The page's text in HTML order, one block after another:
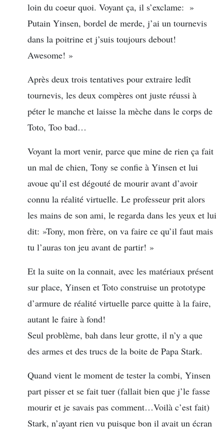
loin du coeur quoi. Voyant ça, il s’exclame: »
Putain Yinsen, bordel de merde, j’ai un tournevis
dans la poitrine et j’suis toujours debout!
Awesome! »
Après deux trois tentatives pour extraire ledît
tournevis, les deux compères ont juste réussi à
péter le manche et laisse la mèche dans le corps de
Toto, Too bad…
Voyant la mort venir, parce que mine de rien ça fait
un mal de chien, Tony se confie à Yinsen et lui
avoue qu’il est dégouté de mourir avant d’avoir
connu la réalité virtuelle. Le professeur prit alors
les mains de son ami, le regarda dans les yeux et lui
dit: »Tony, mon frère, on va faire ce qu’il faut mais
tu l’auras ton jeu avant de partir! »
Et la suite on la connait, avec les matériaux présent
sur place, Yinsen et Toto construise un prototype
d’armure de réalité virtuelle parce quitte à la faire,
autant le faire à fond!
Seul problème, bah dans leur grotte, il n’y a que
des armes et des trucs de la boite de Papa Stark.
Quand vient le moment de tester la combi, Yinsen
part pisser et se fait tuer (fallait bien que j’le fasse
mourir et je savais pas comment…Voilà c’est fait)
Stark, n’ayant rien vu puisque bon il avait un écran